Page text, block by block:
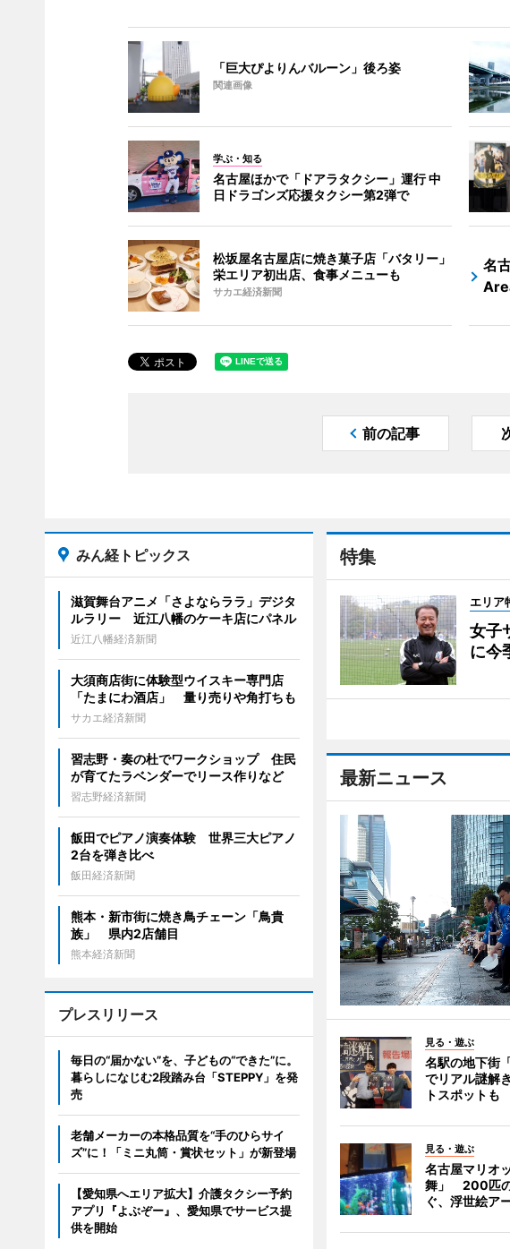
「巨大ぴよりんバルーン」後ろ姿
関連画像
学ぶ・知る
名古屋ほかで「ドアラタクシー」運行 中
日ドラゴンズ応援タクシー第2弾で
松坂屋名古屋店に焼き菓子店「バタリー」
栄エリア初出店、食事メニューも
サカエ経済新聞
名
前の記事
特集
エリア
女子
に今
最新ニュース
見る・遊ぶ
名駅の地下街
でリアル謎解
トスポットも
見る・遊ぶ
名古屋マリオ
舞」 200匹
ぐ、浮世絵ア
みん経トピックス
滋賀舞台アニメ「さよならララ」デジタ
ルラリー 近江八幡のケーキ店にパネル
近江八幡経済新聞
大須商店街に体験型ウイスキー専門店
「たまにわ酒店」 量り売りや角打ちも
サカエ経済新聞
習志野・奏の杜でワークショップ 住民
が育てたラベンダーでリース作りなど
習志野経済新聞
飯田でピアノ演奏体験 世界三大ピアノ
2台を弾き比べ
飯田経済新聞
熊本・新市街に焼き鳥チェーン「鳥貴
族」 県内2店舗目
熊本経済新聞
プレスリリース
毎日の“届かない”を、子どもの“できた”に。
暮らしになじむ2段踏み台「STEPPY」を発
売
老舗メーカーの本格品質を“手のひらサイ
ズ”に！「ミニ丸筒・賞状セット」が新登場
【愛知県へエリア拡大】介護タクシー予約
アプリ『よぶぞー』、愛知県でサービス提
供を開始